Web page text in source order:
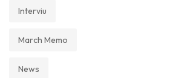
Interviu
March Memo
News